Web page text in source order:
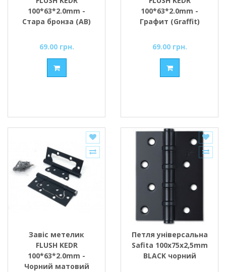
100*63*2.0mm -
Стара бронза (AB)
69.00 грн.
100*63*2.0mm -
Графит (Graffit)
69.00 грн.
Завіс метелик
FLUSH KEDR
100*63*2.0mm -
Чорний матовий
Петля універсальна
Safita 100х75х2,5mm
BLACK чорний